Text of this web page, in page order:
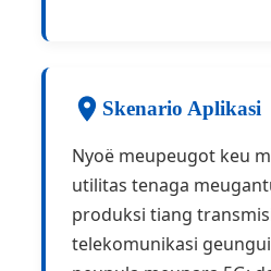
Skenario Aplikasi
Nyoë meupeugot keu
utilitas tenaga
produksi tiang
telekomunikasi